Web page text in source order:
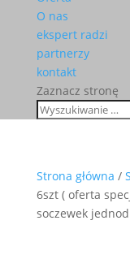
O nas
ekspert radzi
partnerzy
kontakt
Zaznacz stronę
Strona główna /
6szt ( oferta
soczewek